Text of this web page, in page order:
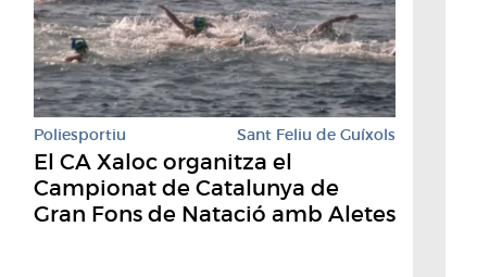
Poliesportiu Sant Feliu de Guíxols
El CA Xaloc organitza el
Campionat de Catalunya de
Gran Fons de Natació amb Aletes